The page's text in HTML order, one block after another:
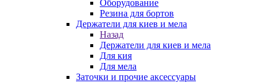
Оборудование
Резина для бортов
Держатели для киев и мела
Назад
Держатели для киев и мела
Для кия
Для мела
Заточки и прочие аксессуары